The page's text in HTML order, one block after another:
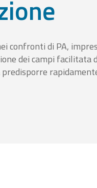
confronti di PA,
dei campi facilitata